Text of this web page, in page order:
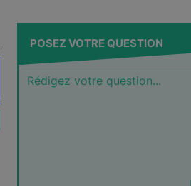
POSEZ VOTRE QUESTION